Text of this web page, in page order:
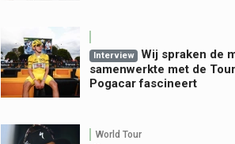
Interview
Wij spraken de
samenwerkte met de
Pogacar fascineert
World Tour